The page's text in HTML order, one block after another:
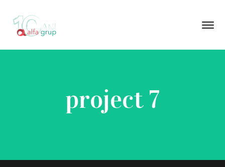
project 7